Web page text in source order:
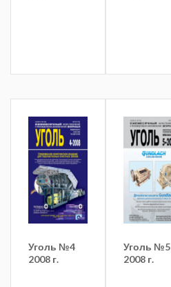
Уголь №4
2008 г.
Уголь №5
2008 г.